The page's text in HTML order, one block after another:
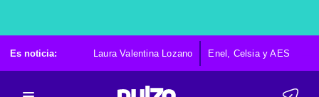
Es noticia: Laura Valentina Lozano Enel, Celsia y AES